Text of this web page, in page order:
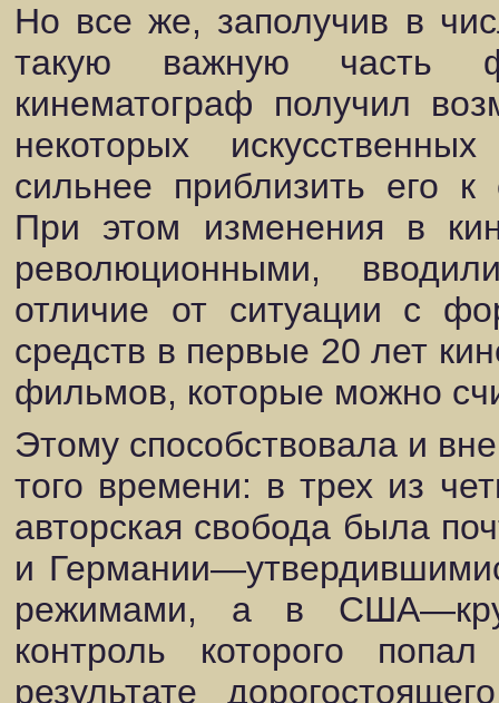
Но все же, заполучив в
такую важную часть
кинематограф получил
некоторых
сильнее приблизить его к
При этом изменения в
революционными,
отличие от ситуации с
средств в первые 20 лет
фильмов, которые можно
Этому способствовала и
того времени: в трех из
авторская свобода была
и
режимами, а в
контроль которого
результате